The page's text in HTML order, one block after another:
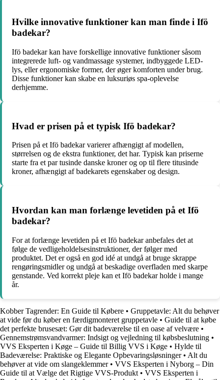
Hvilke innovative funktioner kan man finde i Ifö
badekar?
Ifö badekar kan have forskellige innovative funktioner såsom
integrerede luft- og vandmassage systemer, indbyggede LED-
lys, eller ergonomiske former, der øger komforten under brug.
Disse funktioner kan skabe en luksuriøs spa-oplevelse
derhjemme.
Hvad er prisen på et typisk Ifö badekar?
Prisen på et Ifö badekar varierer afhængigt af modellen,
størrelsen og de ekstra funktioner, det har. Typisk kan priserne
starte fra et par tusinde danske kroner og op til flere titusinde
kroner, afhængigt af badekarets egenskaber og design.
Hvordan kan man forlænge levetiden på et Ifö
badekar?
For at forlænge levetiden på et Ifö badekar anbefales det at
følge de vedligeholdelsesinstruktioner, der følger med
produktet. Det er også en god idé at undgå at bruge skrappe
rengøringsmidler og undgå at beskadige overfladen med skarpe
genstande. Ved korrekt pleje kan et Ifö badekar holde i mange
år.
Kobber Tagrender: En Guide til Købere • Gruppetavle: Alt du behøver
at vide før du køber en færdigmonteret gruppetavle • Guide til at købe
det perfekte brusesæt: Gør dit badeværelse til en oase af velvære •
Gennemstrømsvandvarmer: Indsigt og vejledning til købsbeslutning •
VVS Eksperten i Køge – Guide til Billig VVS i Køge • Hylde til
Badeværelse: Praktiske og Elegante Opbevaringsløsninger• Alt du
behøver at vide om slangeklemmer• VVS Eksperten i Nyborg – Din
Guide til at Vælge det Rigtige VVS-Produkt • VVS Eksperten i